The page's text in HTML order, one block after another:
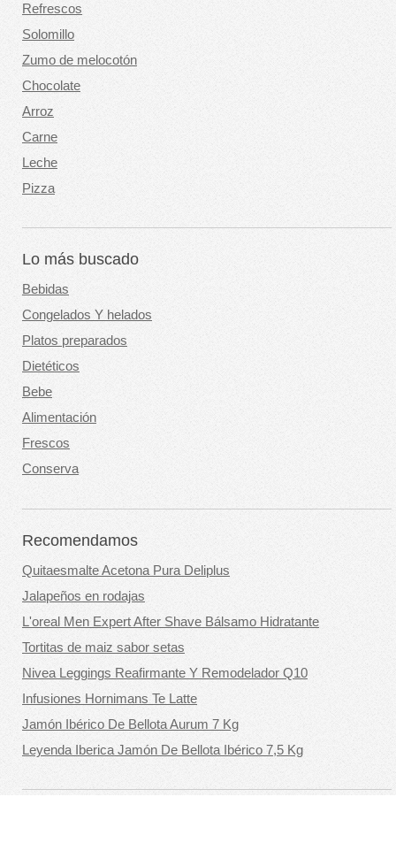
Refrescos
Solomillo
Zumo de melocotón
Chocolate
Arroz
Carne
Leche
Pizza
Lo más buscado
Bebidas
Congelados Y helados
Platos preparados
Dietéticos
Bebe
Alimentación
Frescos
Conserva
Recomendamos
Quitaesmalte Acetona Pura Deliplus
Jalapeños en rodajas
L'oreal Men Expert After Shave Bálsamo Hidratante
Tortitas de maiz sabor setas
Nivea Leggings Reafirmante Y Remodelador Q10
Infusiones Hornimans Te Latte
Jamón Ibérico De Bellota Aurum 7 Kg
Leyenda Iberica Jamón De Bellota Ibérico 7,5 Kg